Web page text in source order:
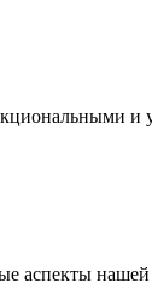
аспекты